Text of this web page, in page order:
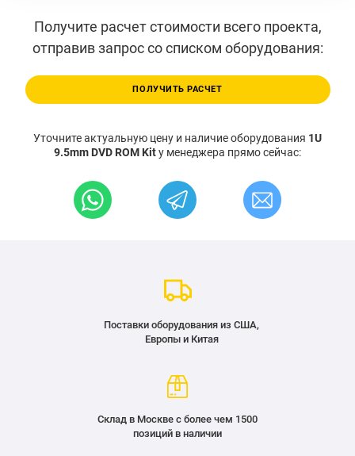
Получите расчет стоимости всего проекта,
отправив запрос со списком оборудования:
ПОЛУЧИТЬ РАСЧЕТ
Уточните актуальную цену и наличие оборудования 1U
9.5mm DVD ROM Kitу менеджера прямо сейчас:
Поставки оборудования из США,
Европы и Китая
Склад в Москве с более чем 1500
позиций в наличии